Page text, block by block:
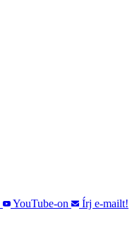
YouTube-on
Írj e-mailt!